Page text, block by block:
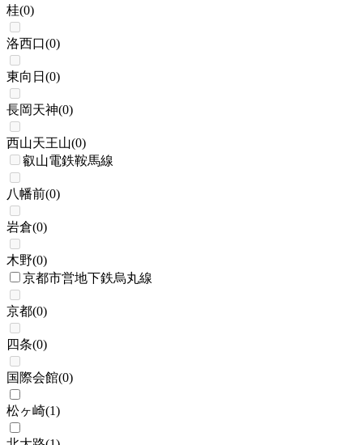
桂(0)
洛西口(0)
東向日 (0)
長岡天神(0)
西山天王山(0)
叡山電鉄鞍馬線
八幡前(0)
岩倉(0)
木野(0)
京都市営地下鉄烏丸線
京都(0)
四条(0)
国際会館(0)
松ヶ崎(1)